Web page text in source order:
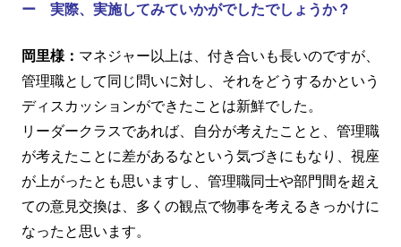
ー 実際、実施してみていかがでしたでしょうか？
岡里様： マネジャー以上は、付き合いも長いのですが、
管理職として同じ問いに対し、それをどうするかという
ディスカッションができたことは新鮮でした。
リーダークラスであれば、自分が考えたことと、管理職
が考えたことに差があるなという気づきにもなり、視座
が上がったとも思いますし、管理職同士や部門間を超え
ての意見交換は、多くの観点で物事を考えるきっかけに
なったと思います。